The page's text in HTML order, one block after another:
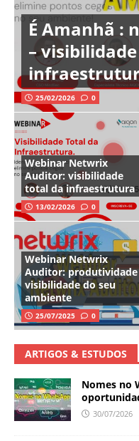
É Amanhã :
–
25/02/2026 0
Webinar Netwrix
Auditor: visibilidade
total da infraestrutura
13/02/2026 0
Webinar Netwrix
Auditor: produtividade
visibilidade do seu
ambiente
25/07/2025 0
ARTIGOS & ESTUDOS
Nomes no
30/07/2026